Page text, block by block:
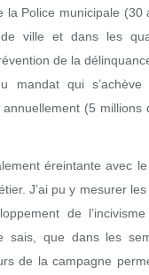
Police municipale (30
ville et dans les
de la
mandat qui s’achève
(5 millions
éreintante avec
J’ai pu y mesurer
de
sais, que dans les
de la campagne